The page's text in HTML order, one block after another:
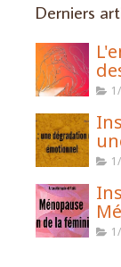
Derniers